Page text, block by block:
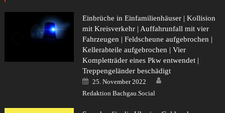
Einbrüche in Einfamilienhäuser | Kollision
mit Kreisverkehr | Auffahrunfall mit vier
Fahrzeugen | Feldscheune aufgebrochen |
Kellerabteile aufgebrochen | Vier
Kompletträder eines Pkw entwendet |
Treppengeländer beschädigt
Posted
on
25. November 2022
Redaktion Bachgau.Social